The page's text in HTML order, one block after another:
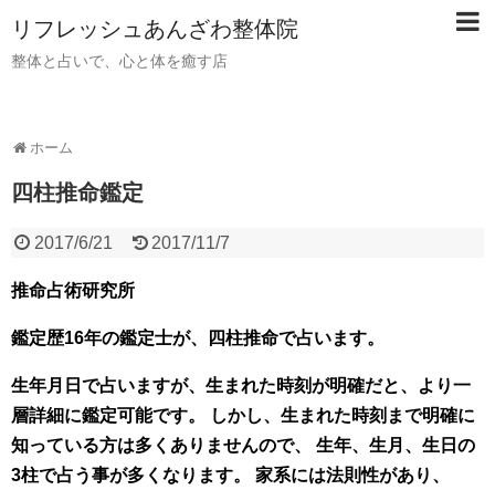
リフレッシュあんざわ整体院
整体と占いで、心と体を癒す店
ホーム
四柱推命鑑定
2017/6/21 2017/11/7
推命占術研究所
鑑定歴16年の鑑定士が、四柱推命で占います。
生年月日で占いますが、生まれた時刻が明確だと、より一
層詳細に鑑定可能です。 しかし、生まれた時刻まで明確に
知っている方は多くありませんので、 生年、生月、生日の
3柱で占う事が多くなります。 家系には法則性があり、